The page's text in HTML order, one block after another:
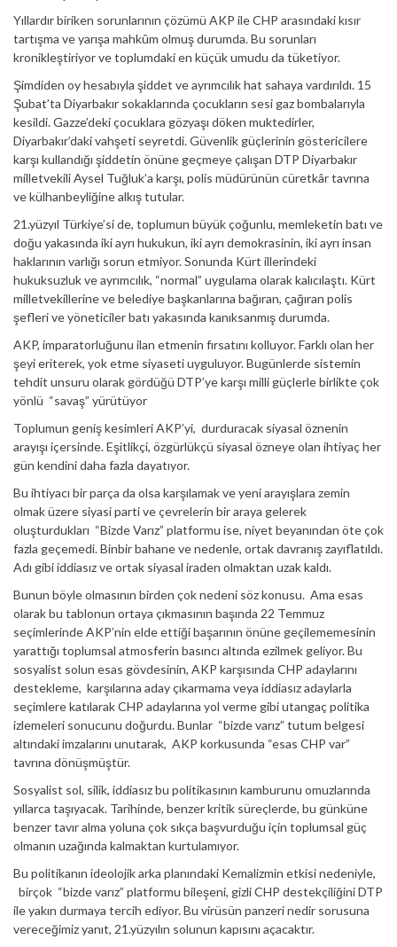
Yıllardır biriken sorunlarının çözümü AKP ile CHP arasındaki kısır
tartışma ve yarışa mahkûm olmuş durumda. Bu sorunları
kronikleştiriyor ve toplumdaki en küçük umudu da tüketiyor.
Şimdiden oy hesabıyla şiddet ve ayrımcılık hat sahaya vardırıldı. 15
Şubat’ta Diyarbakır sokaklarında çocukların sesi gaz bombalarıyla
kesildi. Gazze’deki çocuklara gözyaşı döken muktedirler,
Diyarbakır’daki vahşeti seyretdi. Güvenlik güçlerinin göstericilere
karşı kullandığı şiddetin önüne geçmeye çalışan DTP Diyarbakır
milletvekili Aysel Tuğluk’a karşı, polis müdürünün cüretkâr tavrına
ve külhanbeyliğine alkış tutular.
21.yüzyıl Türkiye’si de, toplumun büyük çoğunlu, memleketin batı ve
doğu yakasında iki ayrı hukukun, iki ayrı demokrasinin, iki ayrı insan
haklarının varlığı sorun etmiyor. Sonunda Kürt illerindeki
hukuksuzluk ve ayrımcılık, “normal” uygulama olarak kalıcılaştı. Kürt
milletvekillerine ve belediye başkanlarına bağıran, çağıran polis
şefleri ve yöneticiler batı yakasında kanıksanmış durumda.
AKP, imparatorluğunu ilan etmenin fırsatını kolluyor. Farklı olan her
şeyi eriterek, yok etme siyaseti uyguluyor. Bugünlerde sistemin
tehdit unsuru olarak gördüğü DTP’ye karşı milli güçlerle birlikte çok
yönlü “savaş” yürütüyor
Toplumun geniş kesimleri AKP’yi, durduracak siyasal öznenin
arayışı içersinde. Eşitlikçi, özgürlükçü siyasal özneye olan ihtiyaç her
gün kendini daha fazla dayatıyor.
Bu ihtiyacı bir parça da olsa karşılamak ve yeni arayışlara zemin
olmak üzere siyasi parti ve çevrelerin bir araya gelerek
oluşturdukları “Bizde Varız” platformu ise, niyet beyanından öte çok
fazla geçemedi. Binbir bahane ve nedenle, ortak davranış zayıflatıldı.
Adı gibi iddiasız ve ortak siyasal iraden olmaktan uzak kaldı.
Bunun böyle olmasının birden çok nedeni söz konusu. Ama esas
olarak bu tablonun ortaya çıkmasının başında 22 Temmuz
seçimlerinde AKP’nin elde ettiği başarının önüne geçilememesinin
yarattığı toplumsal atmosferin basıncı altında ezilmek geliyor. Bu
sosyalist solun esas gövdesinin, AKP karşısında CHP adaylarını
destekleme, karşılarına aday çıkarmama veya iddiasız adaylarla
seçimlere katılarak CHP adaylarına yol verme gibi utangaç politika
izlemeleri sonucunu doğurdu. Bunlar “bizde varız” tutum belgesi
altındaki imzalarını unutarak, AKP korkusunda “esas CHP var”
tavrına dönüşmüştür.
Sosyalist sol, silik, iddiasız bu politikasının kamburunu omuzlarında
yıllarca taşıyacak. Tarihinde, benzer kritik süreçlerde, bu günküne
benzer tavır alma yoluna çok sıkça başvurduğu için toplumsal güç
olmanın uzağında kalmaktan kurtulamıyor.
Bu politikanın ideolojik arka planındaki Kemalizmin etkisi nedeniyle,
birçok “bizde varız” platformu bileşeni, gizli CHP destekçiliğini DTP
ile yakın durmaya tercih ediyor. Bu virüsün panzeri nedir sorusuna
vereceğimiz yanıt, 21.yüzyılın solunun kapısını açacaktır.